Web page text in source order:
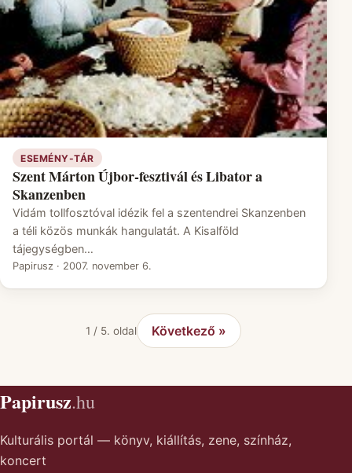
ESEMÉNY-TÁR
Szent Márton Újbor-fesztivál és Libator a
Skanzenben
Vidám tollfosztóval idézik fel a szentendrei Skanzenben
a téli közös munkák hangulatát. A Kisalföld
tájegységben…
Papirusz · 2007. november 6.
1 / 5. oldal Következő »
Papirusz.hu
Kulturális portál — könyv, kiállítás, zene, színház,
koncert